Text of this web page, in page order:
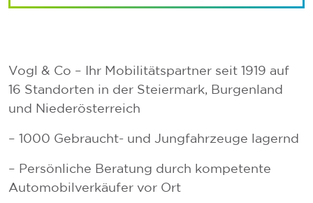
Vogl & Co – Ihr Mobilitätspartner seit 1919 auf
16 Standorten in der Steiermark, Burgenland
und Niederösterreich
– 1000 Gebraucht- und Jungfahrzeuge lagernd
– Persönliche Beratung durch kompetente
Automobilverkäufer vor Ort